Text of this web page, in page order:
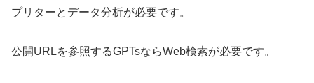
プリターとデータ分析が必要です。
公開URLを参照するGPTsならWeb検索が必要です。